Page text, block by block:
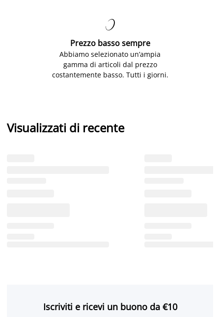

Prezzo basso sempre
Abbiamo selezionato un’ampia
gamma di articoli dal prezzo
costantemente basso. Tutti i giorni.
Visualizzati di recente
Iscriviti e ricevi un buono da €10